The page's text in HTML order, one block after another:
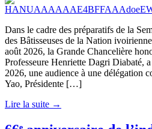
Dans le cadre des préparatifs de la
des Bâtisseuses de la Nation
août 2026, la Grande Chancelière
Professeure Henriette Dagri Diabaté,
2026, une audience à une délégation
Yao, Présidente […]
Lire la suite →